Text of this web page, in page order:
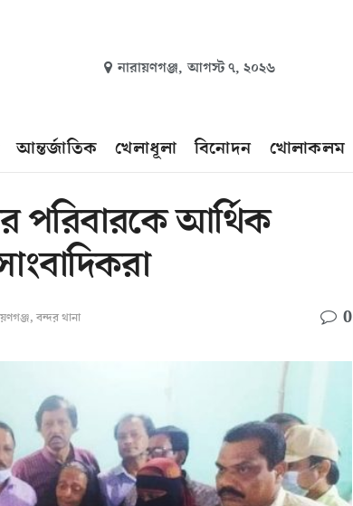
নারায়ণগঞ্জ, আগস্ট ৭, ২০২৬
আন্তর্জাতিক খেলাধূলা বিনোদন খোলাকলম
পরিবারকে আর্থিক
, বন্দর থানা 0